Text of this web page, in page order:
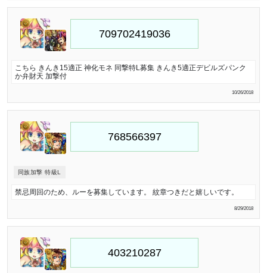
こちら きんき15適正 神化モネ 同撃特L募集 きんき5適正デビルズパンク
か弁財天 加撃付
10/26/2018
同族加撃 特級L
禁忌周回のため、ルーを募集しています。 紋章つきだと嬉しいです。
8/29/2018